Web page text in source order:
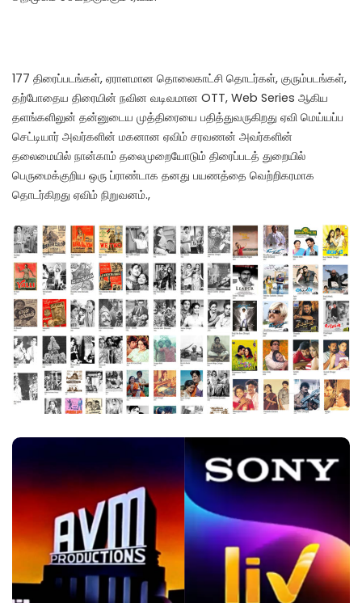
177 திரைப்படங்கள், ஏராளமான தொலைகாட்சி தொடர்கள், குரும்படங்கள்,
தற்போதைய திரையின் நவின வடிவமான OTT, Web Series ஆகிய
தளங்களிலுன் தன்னுடைய முத்திரையை பதித்துவருகிறது ஏவி மெய்யப்ப
செட்டியார் அவர்களின் மகனான ஏவிம் சரவணன் அவர்களின்
தலைமையில் நான்காம் தலைமுறையோடும் திரைப்படத் துறையில்
பெருமைக்குறிய ஒரு ப்ராண்டாக தனது பயணத்தை வெற்றிகரமாக
தொடர்கிறது ஏவிம் நிறுவனம்.,